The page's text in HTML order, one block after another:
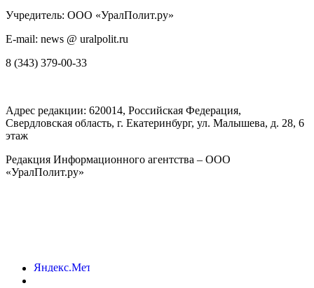
Учредитель: ООО «УралПолит.ру»
E-mail: news @ uralpolit.ru
8 (343) 379-00-33
Адрес редакции: 620014, Российская Федерация,
Свердловская область, г. Екатеринбург, ул. Малышева, д. 28, 6
этаж
Редакция Информационного агентства – ООО
«УралПолит.ру»